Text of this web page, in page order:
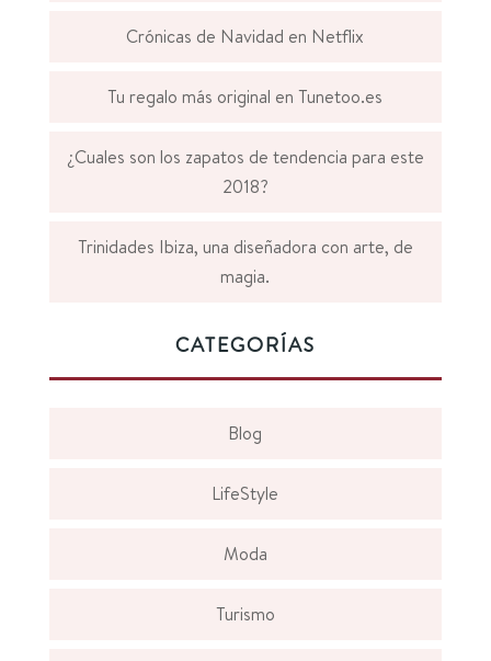
Crónicas de Navidad en Netflix
Tu regalo más original en Tunetoo.es
¿Cuales son los zapatos de tendencia para este
2018?
Trinidades Ibiza, una diseñadora con arte, de
magia.
CATEGORÍAS
Blog
LifeStyle
Moda
Turismo